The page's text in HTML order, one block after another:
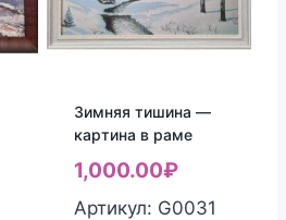
Зимняя тишина —
картина в раме
1,000.00₽
Артикул: G0031